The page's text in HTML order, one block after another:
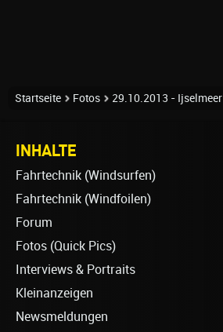
Startseite Fotos 29.10.2013 - Ijselmeer
INHALTE
Fahrtechnik (Windsurfen)
Fahrtechnik (Windfoilen)
Forum
Fotos (Quick Pics)
Interviews & Portraits
Kleinanzeigen
Newsmeldungen